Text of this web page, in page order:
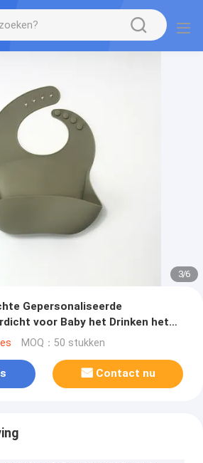
3/6
Gepersonaliseerde
voor Baby het Drinken het
MOQ：50 stukken
Contact nu